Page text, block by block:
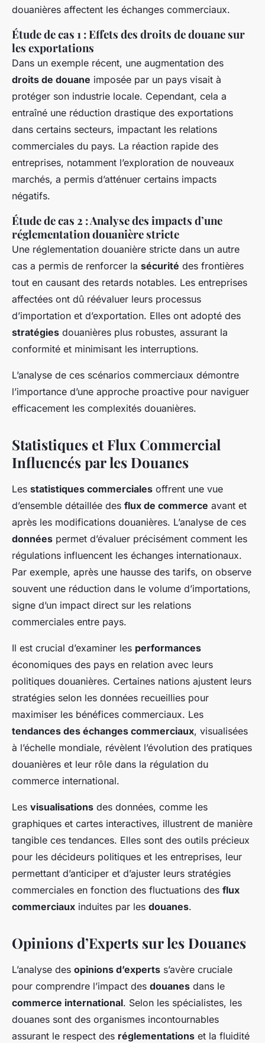
douanières affectent les échanges commerciaux.
Étude de cas 1 : Effets des droits de douane sur
les exportations
Dans un exemple récent, une augmentation des
droits de douane imposée par un pays visait à
protéger son industrie locale. Cependant, cela a
entraîné une réduction drastique des exportations
dans certains secteurs, impactant les relations
commerciales du pays. La réaction rapide des
entreprises, notamment l’exploration de nouveaux
marchés, a permis d’atténuer certains impacts
négatifs.
Étude de cas 2 : Analyse des impacts d’une
réglementation douanière stricte
Une réglementation douanière stricte dans un autre
cas a permis de renforcer la sécurité des frontières
tout en causant des retards notables. Les entreprises
affectées ont dû réévaluer leurs processus
d’importation et d’exportation. Elles ont adopté des
stratégies douanières plus robustes, assurant la
conformité et minimisant les interruptions.
L’analyse de ces scénarios commerciaux démontre
l’importance d’une approche proactive pour naviguer
efficacement les complexités douanières.
Statistiques et Flux Commercial
Influencés par les Douanes
Les statistiques commerciales offrent une vue
d’ensemble détaillée des flux de commerce avant et
après les modifications douanières. L’analyse de ces
données permet d’évaluer précisément comment les
régulations influencent les échanges internationaux.
Par exemple, après une hausse des tarifs, on observe
souvent une réduction dans le volume d’importations,
signe d’un impact direct sur les relations
commerciales entre pays.
Il est crucial d’examiner les performances
économiques des pays en relation avec leurs
politiques douanières. Certaines nations ajustent leurs
stratégies selon les données recueillies pour
maximiser les bénéfices commerciaux. Les
tendances des échanges commerciaux, visualisées
à l’échelle mondiale, révèlent l’évolution des pratiques
douanières et leur rôle dans la régulation du
commerce international.
Les visualisations des données, comme les
graphiques et cartes interactives, illustrent de manière
tangible ces tendances. Elles sont des outils précieux
pour les décideurs politiques et les entreprises, leur
permettant d’anticiper et d’ajuster leurs stratégies
commerciales en fonction des fluctuations des flux
commerciaux induites par les douanes.
Opinions d’Experts sur les Douanes
L’analyse des opinions d’experts s’avère cruciale
pour comprendre l’impact des douanes dans le
commerce international. Selon les spécialistes, les
douanes sont des organismes incontournables
assurant le respect des réglementations et la fluidité